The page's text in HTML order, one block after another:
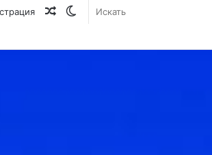
Switch
Случайная